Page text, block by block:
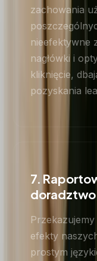
zachowania
nieefektywne
nagłówki i
kliknięcie,
pozyskania
7.
doradztwo
efekty
prostym